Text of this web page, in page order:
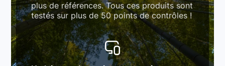
plus de références. Tous ces produits sont
testés sur plus de 50 points de contrôles !